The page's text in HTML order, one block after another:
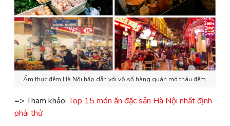
Ẩm thực đêm Hà Nội hấp dẫn với vô số hàng quán mở thâu đêm
=> Tham khảo:Top 15 món ăn đặc sản Hà Nội nhất định
phải thử